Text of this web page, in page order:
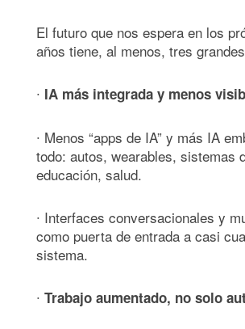
El futuro que nos espera en los
años tiene, al menos, tres
∙ IA más integrada y menos
∙ Menos “apps de IA” y más IA
todo: autos, wearables, sistemas
educación, salud.
∙ Interfaces conversacionales y
como puerta de entrada a casi
sistema.
∙ Trabajo aumentado, no solo